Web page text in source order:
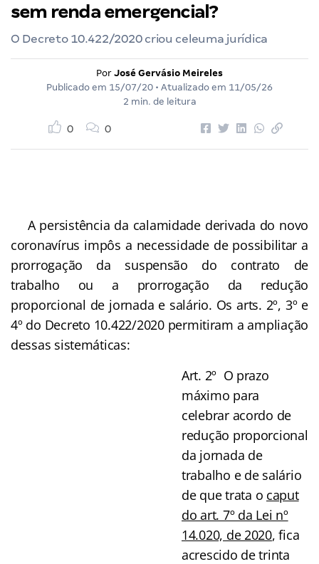
sem renda emergencial?
O Decreto 10.422/2020 criou celeuma jurídica
Por José Gervásio Meireles
Publicado em 15/07/20 • Atualizado em 11/05/26
2 min. de leitura
0 0
A persistência da calamidade derivada do novo
coronavírus impôs a necessidade de possibilitar a
prorrogação da suspensão do contrato de
trabalho ou a prorrogação da redução
proporcional de jornada e salário. Os arts. 2º, 3º e
4º do Decreto 10.422/2020 permitiram a ampliação
dessas sistemáticas:
Art. 2º O prazo
máximo para
celebrar acordo de
redução proporcional
da jornada de
trabalho e de salário
de quetrata o caput
do art. 7º da Lei nº
14.020, de 2020, fica
acrescido de trinta